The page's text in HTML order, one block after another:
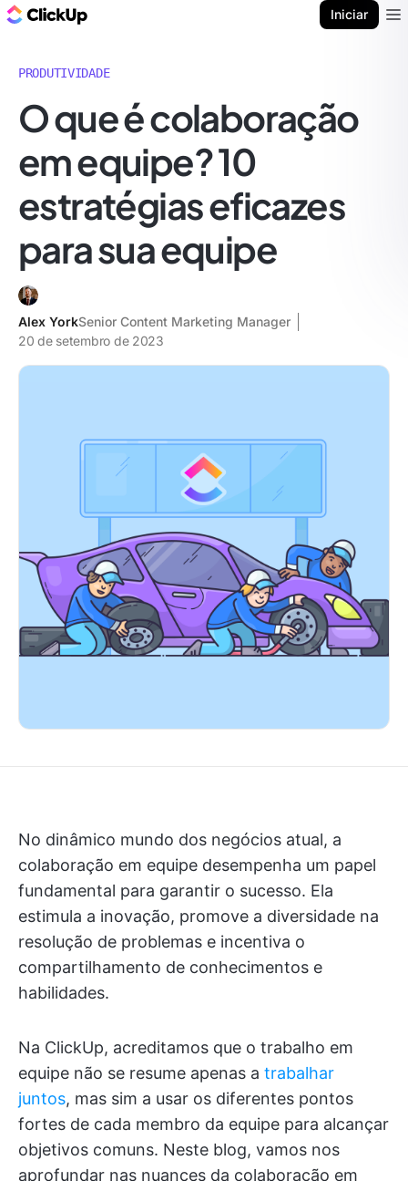
Iniciar
PRODUTIVIDADE
O que é colaboração
em equipe? 10
estratégias eficazes
para sua equipe
Alex YorkSenior Content Marketing Manager
20 de setembro de 2023
No dinâmico mundo dos negócios atual, a
colaboração em equipe desempenha um papel
fundamental para garantir o sucesso. Ela
estimula a inovação, promove a diversidade na
resolução de problemas e incentiva o
compartilhamento de conhecimentos e
habilidades.
Na ClickUp, acreditamos que o trabalho em
equipe não se resume apenas a trabalhar
juntos, mas sim a usar os diferentes pontos
fortes de cada membro da equipe para alcançar
objetivos comuns. Neste blog, vamos nos
aprofundar nas nuances da colaboração em